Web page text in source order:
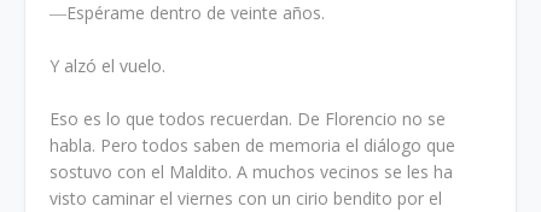
―Espérame dentro de veinte años.
Y alzó el vuelo.
Eso es lo que todos recuerdan. De Florencio no se
habla. Pero todos saben de memoria el diálogo que
sostuvo con el Maldito. A muchos vecinos se les ha
visto caminar el viernes con un cirio bendito por el